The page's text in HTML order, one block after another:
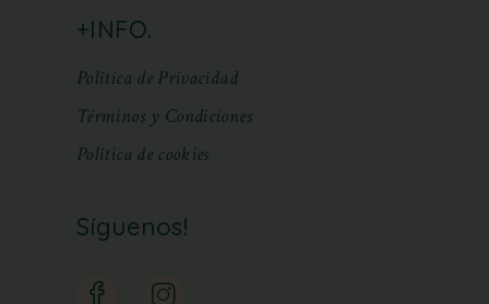
+INFO.
Política de Privacidad
Términos y Condiciones
Política de cookies
Síguenos!